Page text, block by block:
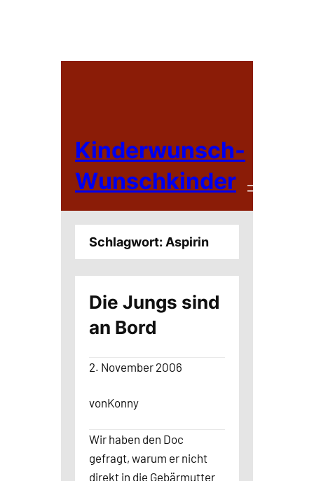
Kinderwunsch-
Wunschkinder
Schlagwort: Aspirin
Die Jungs sind
an Bord
2. November 2006
vonKonny
Wir haben den Doc
gefragt, warum er nicht
direkt in die Gebärmutter